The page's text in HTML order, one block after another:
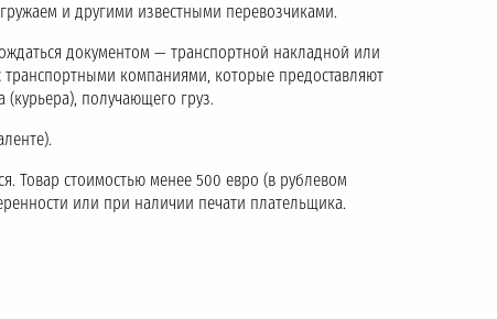
и другими известными перевозчиками.
документом — транспортной накладной или
компаниями, которые предоставляют
получающего груз.
Товар стоимостью менее 500 евро (в рублевом
или при наличии печати плательщика.